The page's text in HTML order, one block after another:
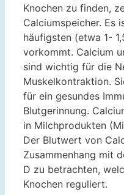
Knochen zu finden,
Calciumspeicher. Es
häufigsten (etwa 1-
vorkommt. Calcium
sind wichtig für die
Muskelkontraktion.
für ein gesundes
Blutgerinnung.
in Milchprodukten
Der Blutwert von
Zusammenhang mit
D zu betrachten,
Knochen reguliert.